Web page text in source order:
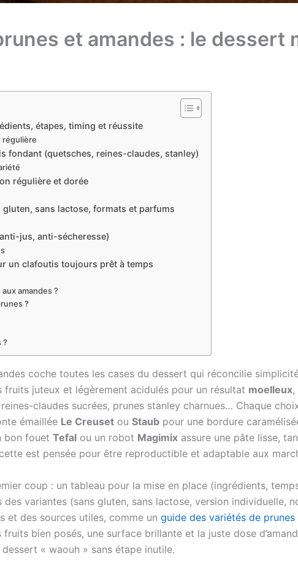
et amandes : le dessert
étapes, timing et réussite
régulière
fondant (quetsches, reines-claudes, stanley)
régulière et dorée
sans lactose, formats et parfums
jus, anti-sécheresse)
un clafoutis toujours prêt à temps
amandes ?
?
?
coche toutes les cases du dessert qui réconcilie
fruits juteux et légèrement acidulés pour un résultat moelleux,
claudes sucrées, prunes stanley charnues… Chaque
émaillée Le Creuset ou Staub pour une bordure
bon fouet Tefal ou un robot Magimix assure une pâte lisse,
est pensée pour être reproductible et adaptable aux
coup : un tableau pour la mise en place (ingrédients,
variantes (sans gluten, sans lactose, version individuelle,
et des sources utiles, comme un guide des variétés de prunes
bien posés, une surface brillante et la juste dose
« waouh » sans étape inutile.